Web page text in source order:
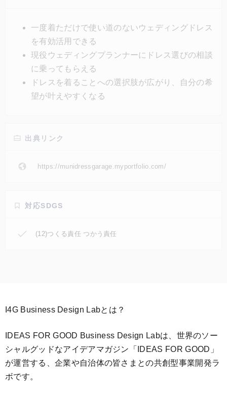
ることができる。今後はオンラインだけでなく、実際
に手にとってドレスを試着できるスペースの常設も計
画している。
一度着ただけで使い道のないウェディングドレス
を有効活用できる
現役ウェディングプランナーにドレス選びの相談
に乗ってもらえる
ドレスを着ることへの選択肢が広がり、自分の希
望が叶えやすくなる
出典リンク
https://munidressgarage.myportfolio.com/
対応SDGS
(12)つくる責任 つかう責任
I4G Business Design Labとは？
IDEAS FOR GOOD Business Design Labは、世界のソー
シャルグッドなアイデアマガジン「IDEAS FOR GOOD」
が運営する、企業や自治体の皆さまとの共創型事業開発ラ
ボです。